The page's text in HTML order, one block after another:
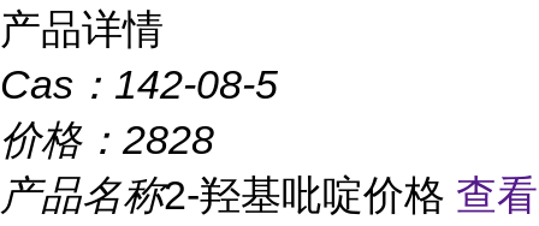
产品详情
Cas： 142-08-5
价格： 2828
产品名称2-羟基吡啶价格 查看